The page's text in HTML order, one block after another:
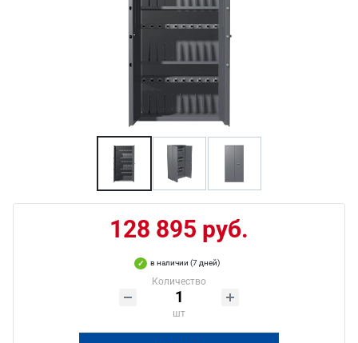
128 895 руб.
в наличии (7 дней)
Количество
шт